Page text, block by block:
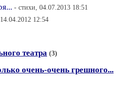
- стихи, 04.07.2013 18:51
12:54
театра (3)
очень-очень грешного...